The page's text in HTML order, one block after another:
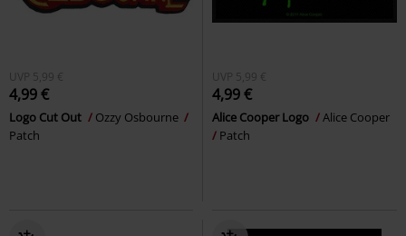
UVP 5,99 €
4,99 €
Logo Cut Out
Ozzy Osbourne
Patch
UVP 5,99 €
4,99 €
Alice Cooper Logo
Alice Cooper
Patch